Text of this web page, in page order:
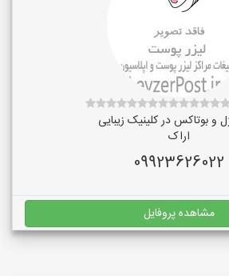
و بوتاکس در کلینیک زیبایی
اراک
09923626022
مشاهده پروفایل